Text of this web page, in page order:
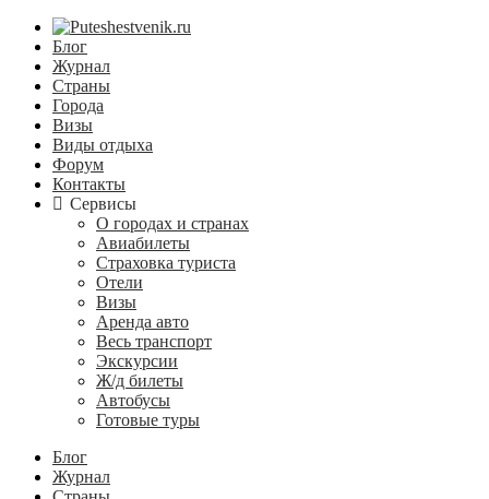
Блог
Журнал
Страны
Города
Визы
Виды отдыха
Форум
Контакты
Сервисы
О городах и странах
Авиабилеты
Страховка туриста
Отели
Визы
Аренда авто
Весь транспорт
Экскурсии
Ж/д билеты
Автобусы
Готовые туры
Блог
Журнал